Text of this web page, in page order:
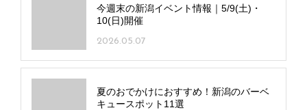
今週末の新潟イベント情報｜5/9(土)・
10(日)開催
2026.05.07
夏のおでかけにおすすめ！新潟のバーベ
キュースポット11選